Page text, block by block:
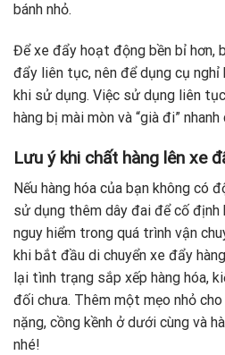
bánh nhỏ.
Để xe đẩy hoạt động bền bỉ hơn,
đẩy liên tục, nên để dụng cụ
khi sử dụng. Việc sử dụng liên
hàng bị mài mòn và “già đi” nhanh
Lưu ý khi chất hàng lên xe
Nếu hàng hóa của bạn không có
sử dụng thêm dây đai để cố định
nguy hiểm trong quá trình vận
khi bắt đầu di chuyển xe đẩy
lại tình trạng sắp xếp hàng hóa,
đối chưa. Thêm một mẹo nhỏ cho
nặng, cồng kềnh ở dưới cùng và
nhé!